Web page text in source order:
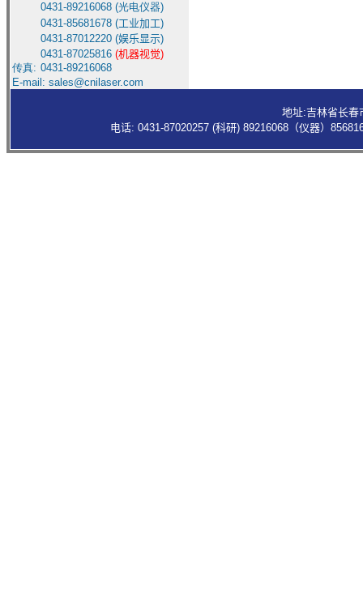
0431-89216068 (光电仪器)
0431-85681678 (工业加工)
0431-87012220 (娱乐显示)
0431-87025816 (机器视觉)
传真: 0431-89216068
E-mail: sales@cnilaser.com
地址:吉林省长
电话: 0431-87020257 (科研) 89216068（仪器）